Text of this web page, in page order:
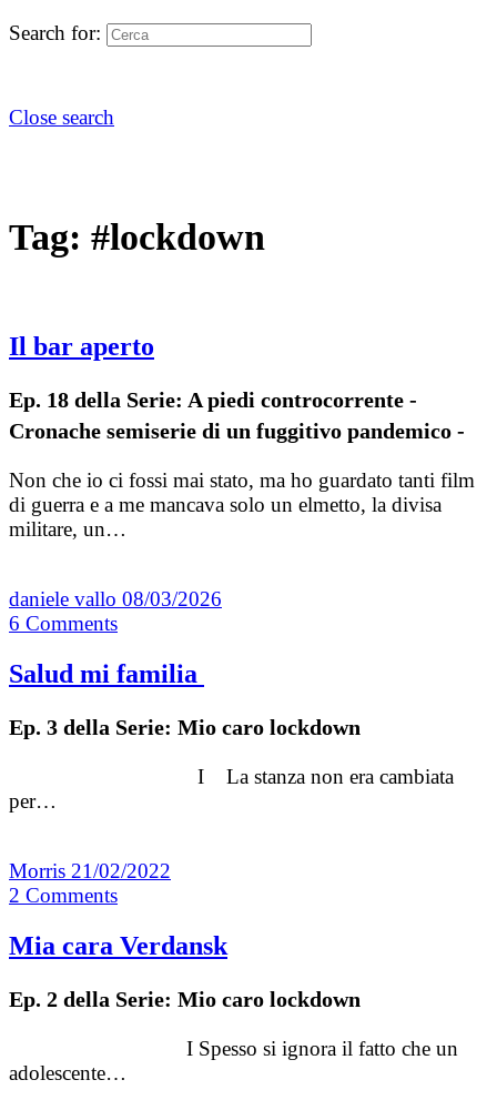
Search for:
Close search
Tag: #lockdown
Il bar aperto
Ep. 18 della Serie: A piedi controcorrente -
Cronache semiserie di un fuggitivo pandemico -
Non che io ci fossi mai stato, ma ho guardato tanti film
di guerra e a me mancava solo un elmetto, la divisa
militare, un…
daniele vallo 08/03/2026
6 Comments
Salud mi familia
Ep. 3 della Serie: Mio caro lockdown
I La stanza non era cambiata
per…
Morris 21/02/2022
2 Comments
Mia cara Verdansk
Ep. 2 della Serie: Mio caro lockdown
I Spesso si ignora il fatto che un
adolescente…